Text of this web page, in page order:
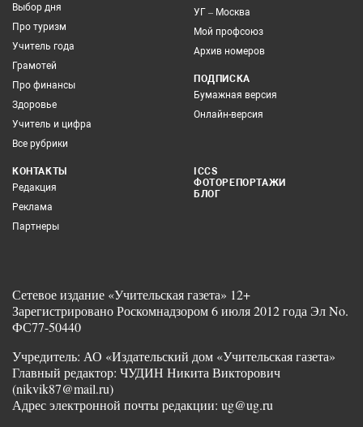
Выбор дня
Про туризм
Учитель года
Грамотей
Про финансы
Здоровье
Учитель и цифра
Все рубрики
УГ – Москва
Мой профсоюз
Архив номеров
ПОДПИСКА
Бумажная версия
Онлайн-версия
КОНТАКТЫ
Редакция
Реклама
Партнеры
ICCS
ФОТОРЕПОРТАЖИ
БЛОГ
Сетевое издание «Учительская газета» 12+
Зарегистрировано Роскомнадзором 6 июля 2012 года Эл No.
ФС77-50440
Учредитель: АО «Издательский дом «Учительская газета»
Главный редактор: ЧУДИН Никита Викторович
(nikvik87@mail.ru)
Адрес электронной почты редакции: ug@ug.ru